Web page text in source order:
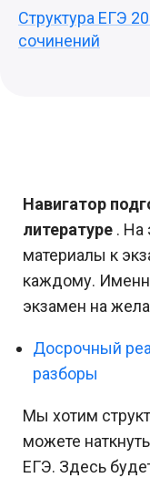
Структура ЕГЭ
сочинений
Навигатор
литературе . На
материалы к
каждому.
экзамен на
Досрочный
разборы
Мы хотим
можете
ЕГЭ. Здесь